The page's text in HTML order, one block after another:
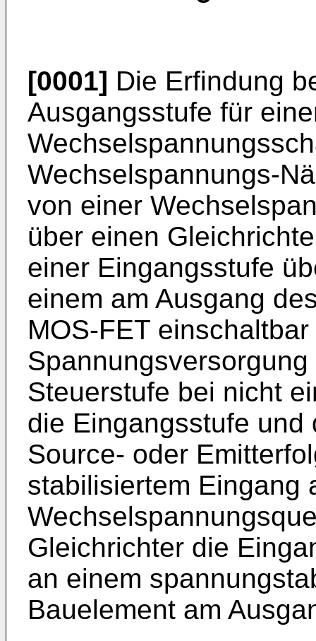
[0001] Die Erfindung
Ausgangsstufe für
Wechselspannungs-­
von einer
über einen
einer Eingangsstufe
einem am Ausgang
MOS-FET
Steuerstufe bei nicht
die Eingangsstufe
Source- oder
stabilisiertem Eingang
Gleichrichter die
an einem
Bauelement am